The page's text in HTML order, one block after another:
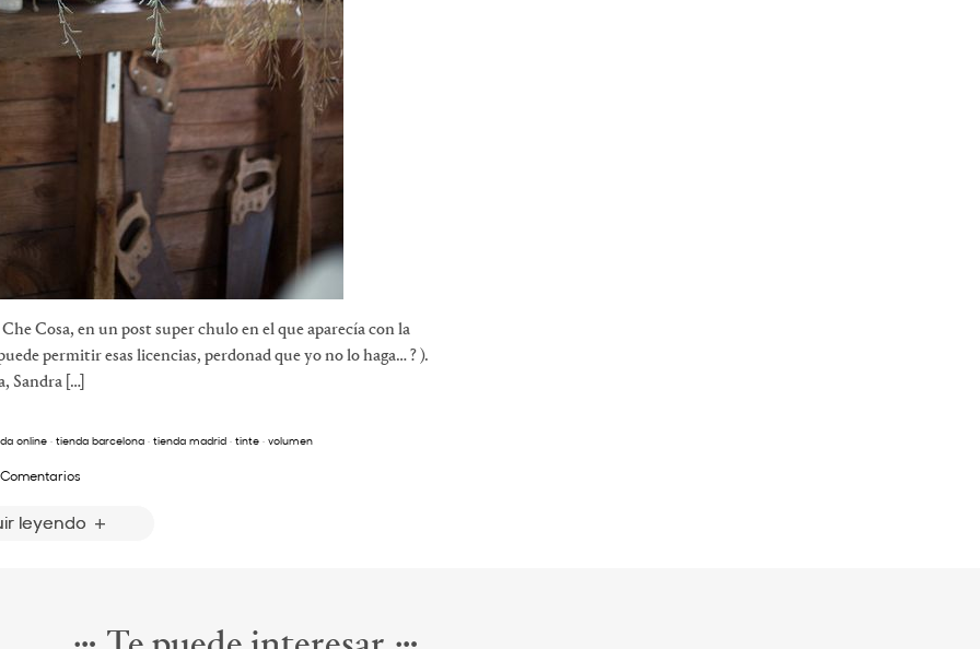
Cosa, en un post super chulo en el que aparecía con la
permitir esas licencias, perdonad que yo no lo haga… ? ).
Sandra […]
online · tienda barcelona · tienda madrid · tinte · volumen
leyendo